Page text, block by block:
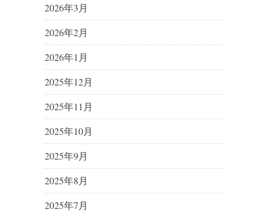
2026年3月
2026年2月
2026年1月
2025年12月
2025年11月
2025年10月
2025年9月
2025年8月
2025年7月